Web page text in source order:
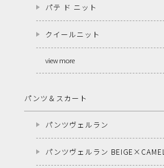
パテ ド ニット
クイールニット
view more
パンツ＆スカート
パンツヴェルラン
パンツヴェルラン BEIGE×CAMEL